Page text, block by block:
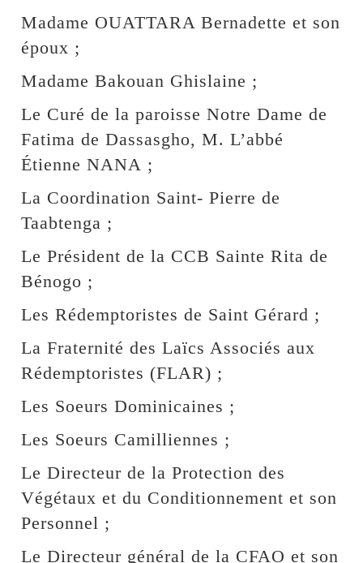
Madame OUATTARA Bernadette et son
époux ;
Madame Bakouan Ghislaine ;
Le Curé de la paroisse Notre Dame de
Fatima de Dassasgho, M. L’abbé
Étienne NANA ;
La Coordination Saint- Pierre de
Taabtenga ;
Le Président de la CCB Sainte Rita de
Bénogo ;
Les Rédemptoristes de Saint Gérard ;
La Fraternité des Laïcs Associés aux
Rédemptoristes (FLAR) ;
Les Soeurs Dominicaines ;
Les Soeurs Camilliennes ;
Le Directeur de la Protection des
Végétaux et du Conditionnement et son
Personnel ;
Le Directeur général de la CFAO et son